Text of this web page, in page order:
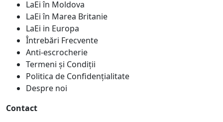
LaEi în Moldova
LaEi în Marea Britanie
LaEi in Europa
Întrebări Frecvente
Anti-escrocherie
Termeni și Condiții
Politica de Confidențialitate
Despre noi
Contact